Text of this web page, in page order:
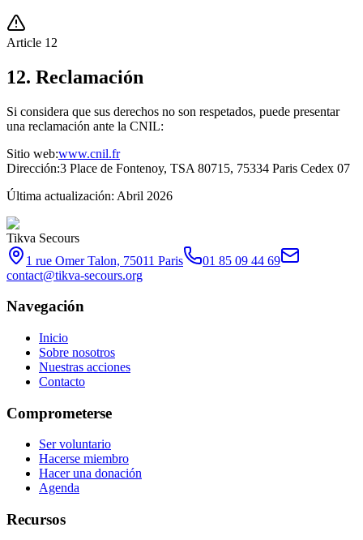
Article 12
12. Reclamación
Si considera que sus derechos no son respetados, puede presentar
una reclamación ante la CNIL:
Sitio web:www.cnil.fr
Dirección:3 Place de Fontenoy, TSA 80715, 75334 Paris Cedex 07
Última actualización: Abril 2026
Tikva Secours
1 rue Omer Talon, 75011 Paris
01 85 09 44 69
contact@tikva-secours.org
Navegación
Inicio
Sobre nosotros
Nuestras acciones
Contacto
Comprometerse
Ser voluntario
Hacerse miembro
Hacer una donación
Agenda
Recursos